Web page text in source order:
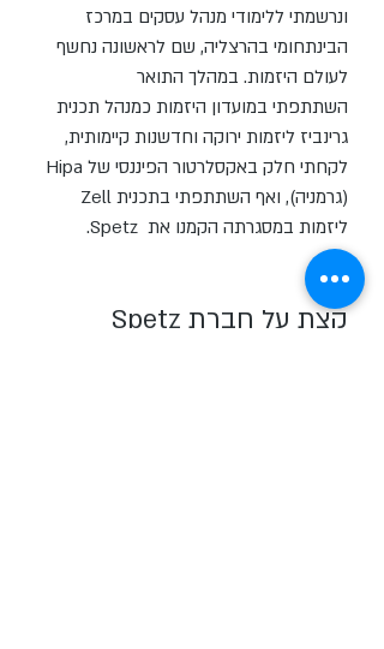
ונרשמתי ללימודי מנהל עסקים במרכז
הבינתחומי בהרצליה, שם לראשונה נחשף
לעולם היזמות. במהלך התואר
השתתפתי במועדון היזמות כמנהל תכנית
גרינביז ליזמות ירוקה וחדשנות קיימותית,
לקחתי חלק באקסלרטור הפיננסי של Hipa
(גרמניה), ואף השתתפתי בתכנית Zell
ליזמות במסגרתה הקמנו את Spetz.
קצת על חברת Spetz